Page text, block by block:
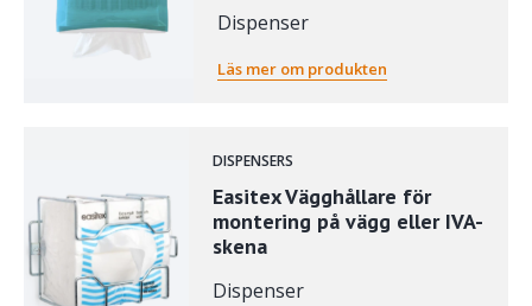
Dispenser
Läs mer om produkten
DISPENSERS
Easitex Vägghållare för
montering på vägg eller IVA-
skena
Dispenser